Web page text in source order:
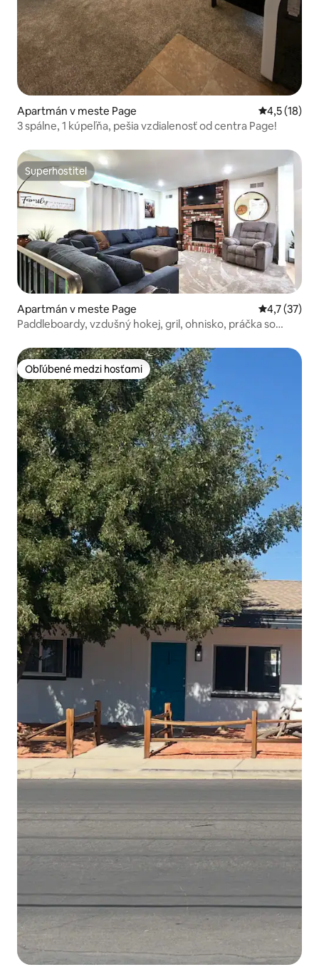
Apartmán v meste Page Priemerné
4,5 (18)
3 spálne, 1 kúpeľňa, pešia vzdialenosť od centra Page!
Superhostiteľ
Superhostiteľ
Apartmán v meste Page Priemerné
4,7 (37)
Paddleboardy, vzdušný hokej, gril, ohnisko, práčka so
Obľúbené medzi hosťami
Obľúbené medzi hosťami